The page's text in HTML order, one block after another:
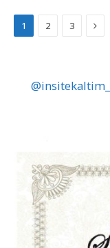
1 2 3 Next
@insitekaltim_